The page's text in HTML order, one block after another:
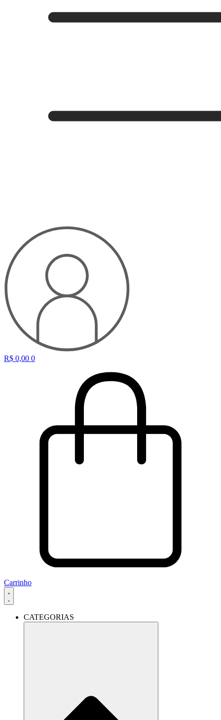
R$ 0,00 0
Carrinho
CATEGORIAS